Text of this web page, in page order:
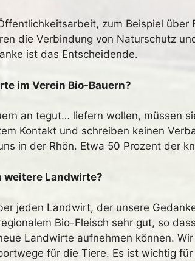
zum Beispiel
die Verbindung von Naturschutz
ist das Entscheidende.
im Verein Bio-Bauern?
an tegut… liefern wollen, müssen
Kontakt und schreiben keinen
in der Rhön. Etwa 50 Prozent der
weitere Landwirte?
jeden Landwirt, der unsere
Bio-Fleisch sehr gut, so
Landwirte aufnehmen können.
für die Tiere. Es ist wichtig